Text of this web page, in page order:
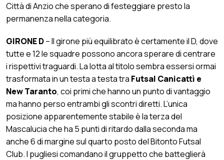
Città di Anzio che sperano di festeggiare presto la
permanenza nella categoria.
GIRONE D– Il girone più equilibrato è certamente il D, dove
tutte e 12 le squadre possono ancora sperare di centrare
i rispettivi traguardi. La lotta al titolo sembra essersi ormai
trasformata in un testa a testa tra Futsal Canicattì e
New Taranto, coi primi che hanno un punto di vantaggio
ma hanno perso entrambi gli scontri diretti. L’unica
posizione apparentemente stabile è la terza del
Mascalucia che ha 5 punti di ritardo dalla seconda ma
anche 6 di margine sul quarto posto del Bitonto Futsal
Club. I pugliesi comandano il gruppetto che batteglierà